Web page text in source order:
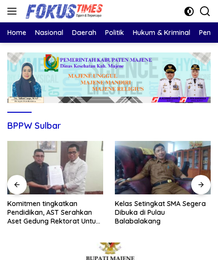
Langsung
Home Nasional Daerah Politik Hukum & Kriminal
BPPW Sulbar
Komitmen tingkatkan
Pendidikan, AST Serahkan
Aset Gedung Rektorat Untuk
Kelas Setingkat SMA Segera
Dibuka di Pulau
Balabalakang